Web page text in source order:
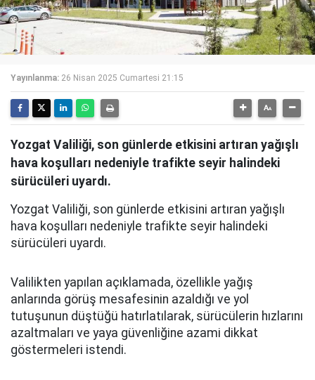
Yayınlanma: 26 Nisan 2025 Cumartesi 21:15
Yozgat Valiliği, son günlerde etkisini artıran yağışlı
hava koşulları nedeniyle trafikte seyir halindeki
sürücüleri uyardı.
Yozgat Valiliği, son günlerde etkisini artıran yağışlı
hava koşulları nedeniyle trafikte seyir halindeki
sürücüleri uyardı.
Valilikten yapılan açıklamada, özellikle yağış
anlarında görüş mesafesinin azaldığı ve yol
tutuşunun düştüğü hatırlatılarak, sürücülerin hızlarını
azaltmaları ve yaya güvenliğine azami dikkat
göstermeleri istendi.